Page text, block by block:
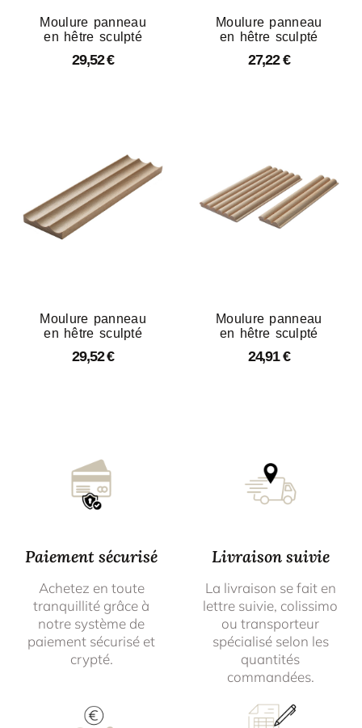
Moulure panneau
en hêtre sculpté
29,52€
Moulure panneau
en hêtre sculpté
27,22€
Moulure panneau
en hêtre sculpté
29,52€
Moulure panneau
en hêtre sculpté
24,91€
Paiement sécurisé
Achetez en toute
tranquillité grâce à
notre système de
paiement sécurisé et
crypté.
Livraison suivie
La livraison se fait en
lettre suivie, colissimo
ou transporteur
spécialisé selon les
quantités
commandées.